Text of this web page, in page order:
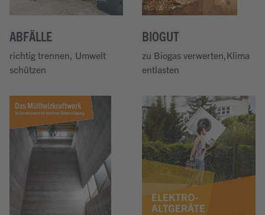
ABFÄLLE
richtig trennen, Umwelt
schützen
BIOGUT
zu Biogas verwerten,Klima
entlasten